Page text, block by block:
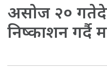
असोज २०
निष्काशन गर्दै